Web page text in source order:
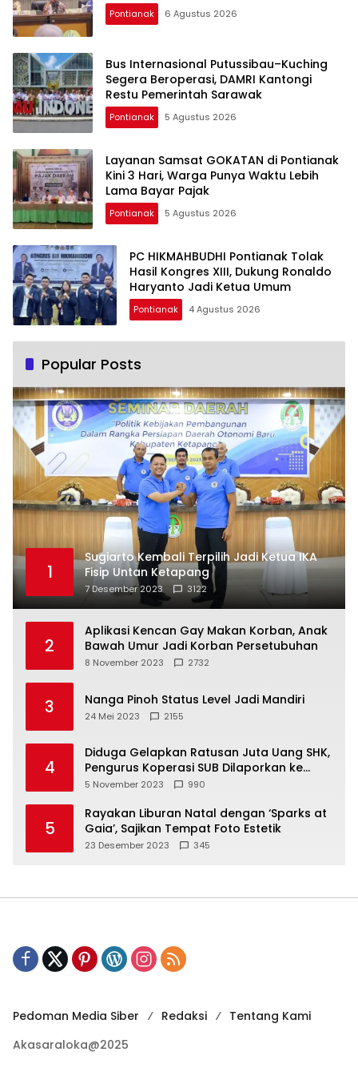
Pontianak 6 Agustus 2026
Bus Internasional Putussibau–Kuching
Segera Beroperasi, DAMRI Kantongi
Restu Pemerintah Sarawak
Pontianak 5 Agustus 2026
Layanan Samsat GOKATAN di Pontianak
Kini 3 Hari, Warga Punya Waktu Lebih
Lama Bayar Pajak
Pontianak 5 Agustus 2026
PC HIKMAHBUDHI Pontianak Tolak
Hasil Kongres XIII, Dukung Ronaldo
Haryanto Jadi Ketua Umum
Pontianak 4 Agustus 2026
Popular Posts
1
Sugiarto Kembali Terpilih Jadi Ketua IKA
Fisip Untan Ketapang
7 Desember 2023 3122
2
Aplikasi Kencan Gay Makan Korban, Anak
Bawah Umur Jadi Korban Persetubuhan
8 November 2023 2732
3 Nanga Pinoh Status Level Jadi Mandiri
24 Mei 2023 2155
4
Diduga Gelapkan Ratusan Juta Uang SHK,
Pengurus Koperasi SUB Dilaporkan ke
Polisi
5 November 2023 990
5
Rayakan Liburan Natal dengan ‘Sparks at
Gaia’, Sajikan Tempat Foto Estetik
23 Desember 2023 345
Pedoman Media Siber Redaksi
Tentang Kami
Akasaraloka@2025